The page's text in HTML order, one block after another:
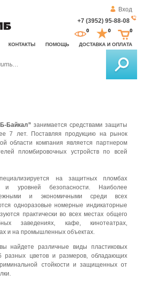
Вход
+7 (3952) 95-88-08
КОНТАКТЫ ПОМОЩЬ ДОСТАВКА И ОПЛАТА
0 0 0
Байкал” занимается средствами защиты
7 лет. Поставляя продукцию на рынок
области компания является партнером
пломбировочных устройств по всей
на защитных пломбах
и уровней безопасности. Наиболее
и экономичными среди всех
одноразовые номерные индикаторные
практически во всех местах общего
заведениях, кафе, кинотеатрах,
и на промышленных объектах.
найдете различные виды пластиковых
разных цветов и размеров, обладающих
стойкости и защищенных от